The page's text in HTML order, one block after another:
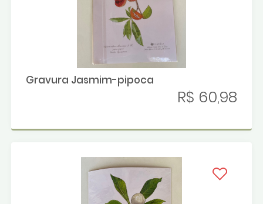
Gravura Jasmim-pipoca
R$ 60,98